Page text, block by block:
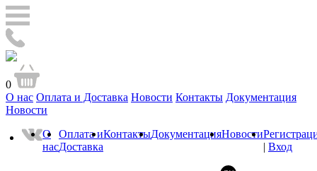
0
О нас Оплата и Доставка Новости Контакты Документация
Новости
О
нас
Оплата и
Доставка
КонтактыДокументацияНовости
| Вход